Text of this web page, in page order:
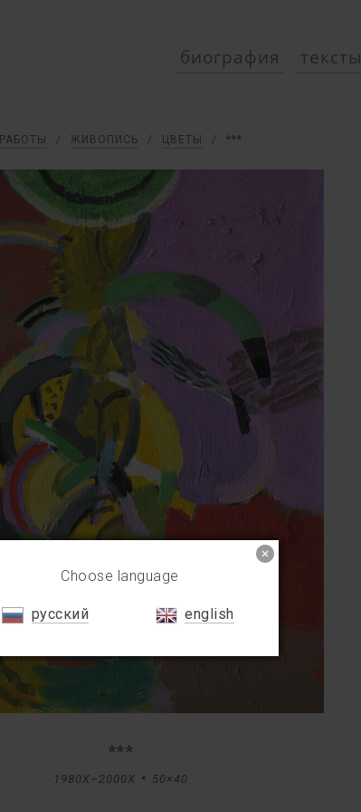
биография тексты
РАБОТЫ / ЖИВОПИСЬ / ЦВЕТЫ / ***
***
1980X–2000X 50×40
Choose language
русский english